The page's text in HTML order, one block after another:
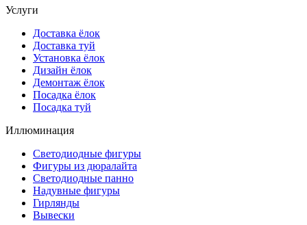
Услуги
Доставка ёлок
Доставка туй
Установка ёлок
Дизайн ёлок
Демонтаж ёлок
Посадка ёлок
Посадка туй
Иллюминация
Светодиодные фигуры
Фигуры из дюралайта
Светодиодные панно
Надувные фигуры
Гирлянды
Вывески